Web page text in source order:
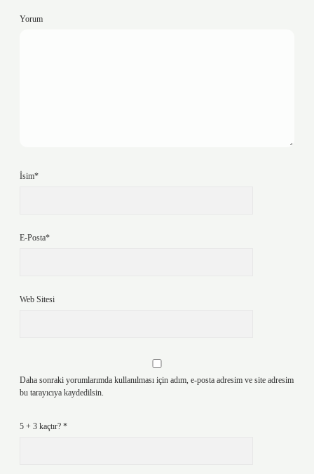
Yorum
İsim*
E-Posta*
Web Sitesi
Daha sonraki yorumlarımda kullanılması için adım, e-posta adresim ve site adresim
bu tarayıcıya kaydedilsin.
5 + 3 kaçtır? *